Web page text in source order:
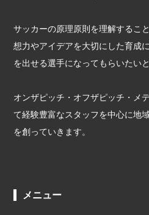
サッカーの原理原則を理解するこ
想力やアイデアを大切にした育成
を出せる選手になってもらいたい
オンザピッチ・オフザピッチ・メ
て経験豊富なスタッフを中心に地
を創っていきます。
メニュー